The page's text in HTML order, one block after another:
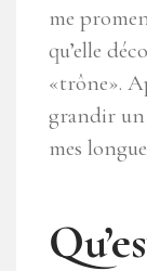
me
qu’elle
«trône».
grandir un
mes